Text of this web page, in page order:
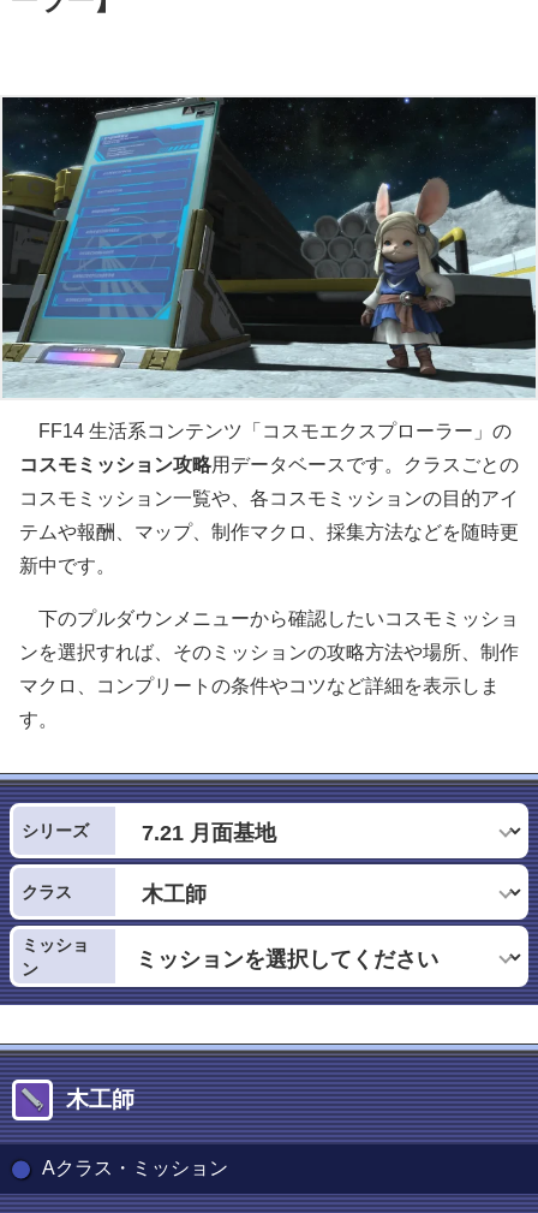
FF14 生活系コンテンツ「コスモエクスプローラー」の
コスモミッション攻略用データベースです。クラスごとの
コスモミッション一覧や、各コスモミッションの目的アイ
テムや報酬、マップ、制作マクロ、採集方法などを随時更
新中です。
下のプルダウンメニューから確認したいコスモミッショ
ンを選択すれば、そのミッションの攻略方法や場所、制作
マクロ、コンプリートの条件やコツなど詳細を表示しま
す。
シリーズ
クラス
ミッショ
ン
木工師
Aクラス・ミッション